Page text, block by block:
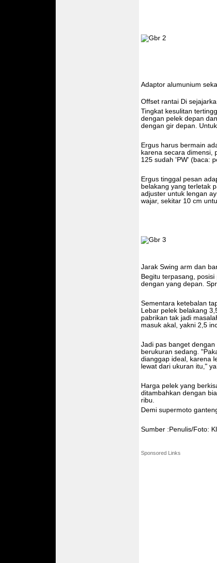
Adaptor alumunium
Offset rantai Di
Tingkat kesulitan
dengan pelek depan
dengan gir depan.
Ergus harus bermain
karena secara dimensi,
125 sudah 'PW' (baca:
Ergus tinggal pesan
belakang yang terletak
adjuster untuk lengan
wajar, sekitar 10 cm
Jarak Swing arm dan
Begitu terpasang,
dengan yang depan.
Sementara ketebalan
Lebar pelek belakang
pabrikan tak jadi
masuk akal, yakni 2,5
Jadi pas banget
berukuran sedang.
dianggap ideal, karena
lewat dari ukuran itu,"
Harga pelek yang
ditambahkan dengan
ribu.
Demi supermoto
Sumber :Penulis/Foto:
Sponsored Links